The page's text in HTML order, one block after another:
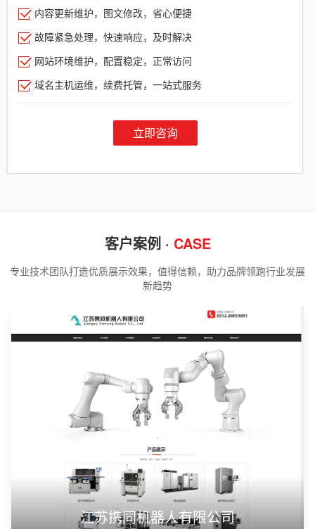
内容更新维护，图文修改，省心便捷
故障紧急处理，快速响应，及时解决
网站环境维护，配置稳定，正常访问
域名主机运维，续费托管，一站式服务
立即咨询
客户案例 · CASE
专业技术团队打造优质展示效果，值得信赖，助力品牌领跑行业发展
新趋势
江苏携同机器人有限公司